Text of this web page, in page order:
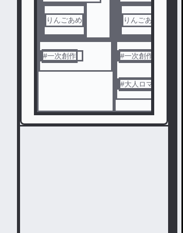
りんごあめ
#一次創作
りんごあめ
#一次創作
#大人ロマンス